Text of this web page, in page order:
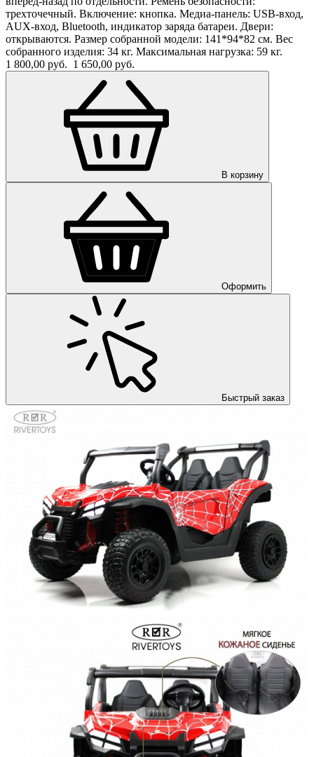
трехточечный. Включение: кнопка. Медиа-панель: USB-вход,
AUX-вход, Bluetooth, индикатор заряда батареи. Двери:
открываются. Размер собранной модели: 141*94*82 см. Вес
собранного изделия: 34 кг. Максимальная нагрузка: 59 кг.
1 800,00 руб. 1 650,00 руб.
В корзину
Оформить
Быстрый заказ